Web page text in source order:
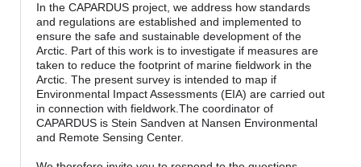
In the CAPARDUS project, we address how standards
and regulations are established and implemented to
ensure the safe and sustainable development of the
Arctic. Part of this work is to investigate if measures are
taken to reduce the footprint of marine fieldwork in the
Arctic. The present survey is intended to map if
Environmental Impact Assessments (EIA) are carried out
in connection with fieldwork.The coordinator of
CAPARDUS is Stein Sandven at Nansen Environmental
and Remote Sensing Center.